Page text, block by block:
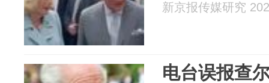
新京报传媒研究
电台误报查